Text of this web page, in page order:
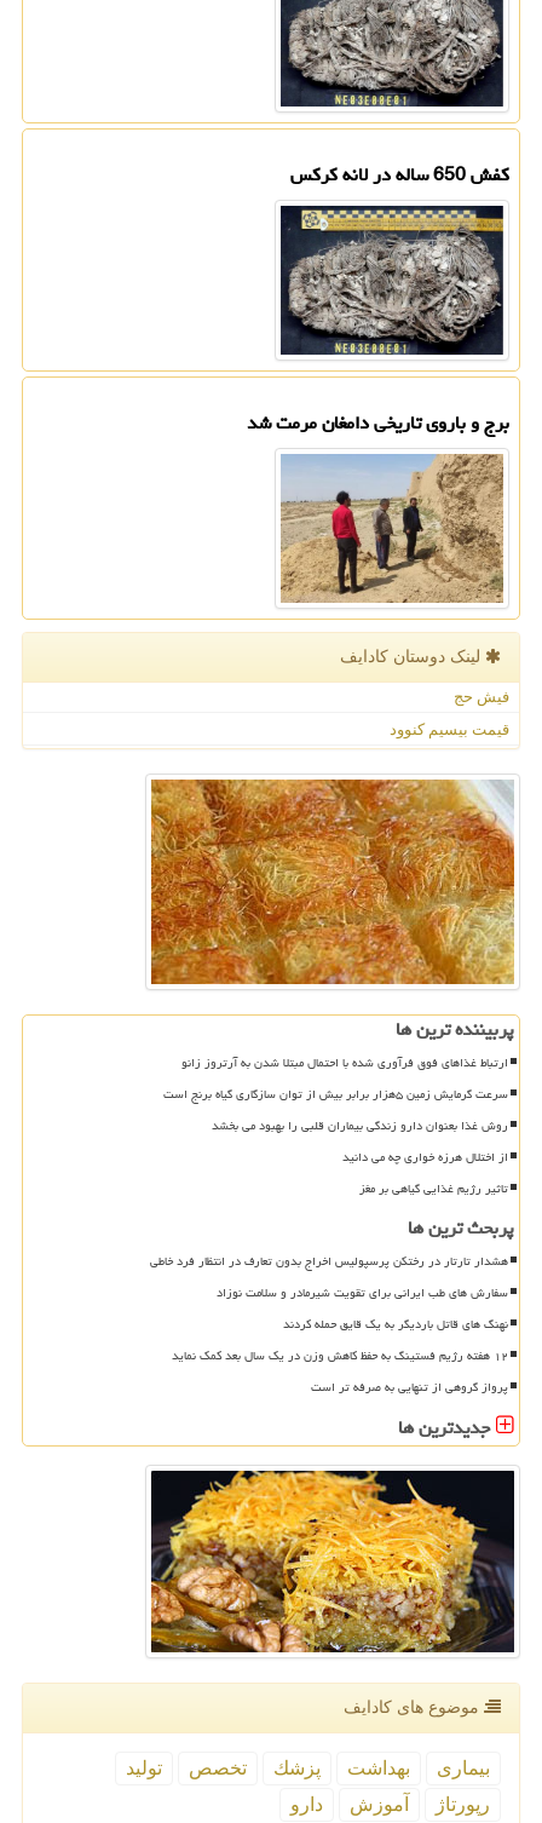
کفش 650 ساله در لانه کرکس
برج و باروی تاریخی دامغان مرمت شد
لینک دوستان كادایف
فیش حج
قیمت بیسیم کنوود
پربیننده ترین ها
ارتباط غذاهای فوق فرآوری شده با احتمال مبتلا شدن به آرتروز زانو
سرعت گرمایش زمین ۵هزار برابر بیش از توان سازگاری گیاه برنج است
روش غذا بعنوان دارو زندگی بیماران قلبی را بهبود می بخشد
از اختلال هرزه خواری چه می دانید
تاثیر رژیم غذایی گیاهی بر مغز
پربحث ترین ها
هشدار تارتار در رختکن پرسپولیس اخراج بدون تعارف در انتظار فرد خاطی
سفارش های طب ایرانی برای تقویت شیرمادر و سلامت نوزاد
نهنگ های قاتل باردیگر به یک قایق حمله کردند
۱۲ هفته رژیم فستینگ به حفظ کاهش وزن در یک سال بعد کمک نماید
پرواز گروهی از تنهایی به صرفه تر است
جدیدترین ها
موضوع های كادایف
بیماری بهداشت پزشك تخصص
تولید
رپورتاژ
آموزش دارو